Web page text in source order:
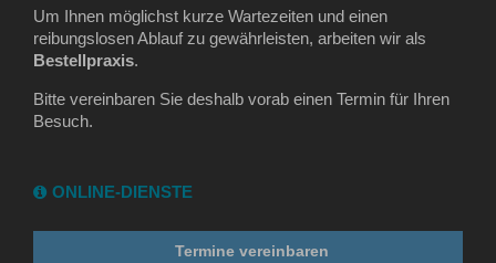
Um Ihnen möglichst kurze Wartezeiten und einen
reibungslosen Ablauf zu gewährleisten, arbeiten wir als
Bestellpraxis.
Bitte vereinbaren Sie deshalb vorab einen Termin für Ihren
Besuch.
ONLINE-DIENSTE
Termine vereinbaren